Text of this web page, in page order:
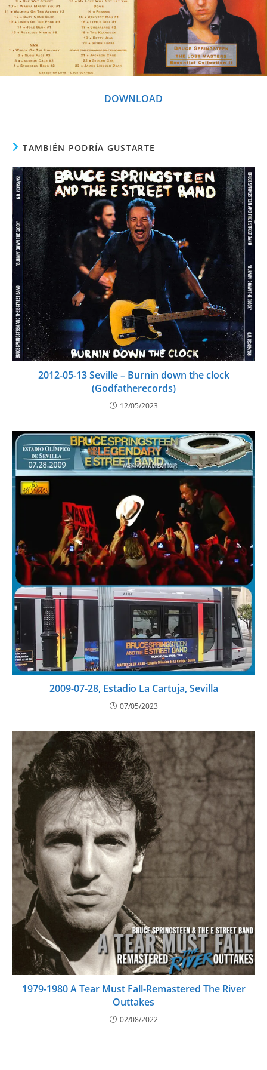
DOWNLOAD
TAMBIÉN PODRÍA GUSTARTE
2012-05-13 Seville – Burnin down the clock
(Godfatherecords)
12/05/2023
2009-07-28, Estadio La Cartuja, Sevilla
07/05/2023
1979-1980 A Tear Must Fall-Remastered The River
Outtakes
02/08/2022